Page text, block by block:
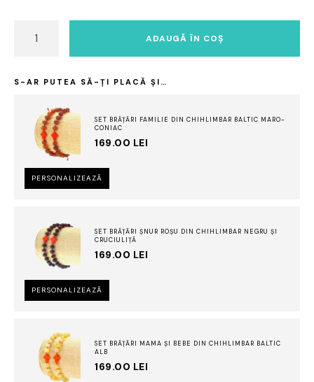
Brățară
pentru
șnur
cruciuliță
roșie
liniștit
protecție
ADAUGĂ ÎN COȘ
S-AR PUTEA SĂ-ȚI PLACĂ ȘI…
SET BRĂȚĂRI FAMILIE DIN CHIHLIMBAR BALTIC MARO-
CONIAC
169.00 LEI
PERSONALIZEAZĂ
SET BRĂȚĂRI ȘNUR ROȘU DIN CHIHLIMBAR NEGRU ȘI
CRUCIULIȚĂ
169.00 LEI
PERSONALIZEAZĂ
SET BRĂȚĂRI MAMA ȘI BEBE DIN CHIHLIMBAR BALTIC
ALB
169.00 LEI